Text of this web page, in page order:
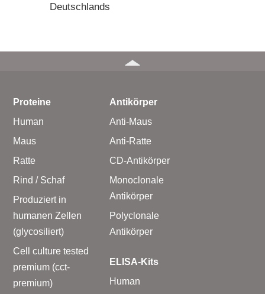
Deutschlands
Proteine
Human
Maus
Ratte
Rind / Schaf
Produziert in
humanen Zellen
(glycosiliert)
Cell culture tested
premium (cct-
premium)
Antikörper
Anti-Maus
Anti-Ratte
CD-Antikörper
Monoclonale
Antikörper
Polyclonale
Antikörper
ELISA-Kits
Human